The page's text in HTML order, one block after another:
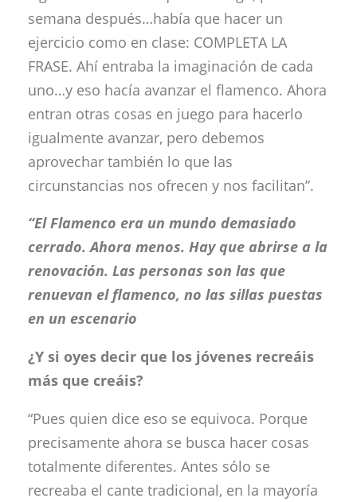
semana después…había que hacer un
ejercicio como en clase: COMPLETA LA
FRASE. Ahí entraba la imaginación de cada
uno…y eso hacía avanzar el flamenco. Ahora
entran otras cosas en juego para hacerlo
igualmente avanzar, pero debemos
aprovechar también lo que las
circunstancias nos ofrecen y nos facilitan”.
“El Flamenco era un mundo demasiado
cerrado. Ahora menos. Hay que abrirse a la
renovación. Las personas son las que
renuevan el flamenco, no las sillas puestas
en un escenario
¿Y si oyes decir que los jóvenes recreáis
más que creáis?
“Pues quien dice eso se equivoca. Porque
precisamente ahora se busca hacer cosas
totalmente diferentes. Antes sólo se
recreaba el cante tradicional, en la mayoría